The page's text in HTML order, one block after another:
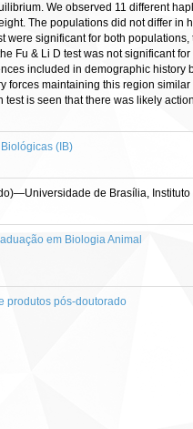
We observed 11 different
The populations did not differ in
were significant for both
Fu & Li D test was not significant
included in demographic history
forces maintaining this region
test is seen that there was likely
(IB)
de Brasília,
em Biologia Animal
produtos pós-doutorado